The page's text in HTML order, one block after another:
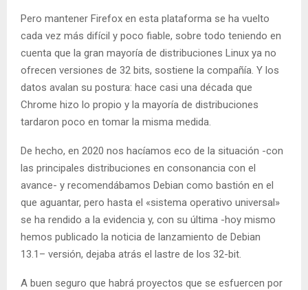
Pero mantener Firefox en esta plataforma se ha vuelto
cada vez más difícil y poco fiable, sobre todo teniendo en
cuenta que la gran mayoría de distribuciones Linux ya no
ofrecen versiones de 32 bits, sostiene la compañía. Y los
datos avalan su postura: hace casi una década que
Chrome hizo lo propio y la mayoría de distribuciones
tardaron poco en tomar la misma medida.
De hecho, en 2020 nos hacíamos eco de la situación -con
las principales distribuciones en consonancia con el
avance- y recomendábamos Debian como bastión en el
que aguantar, pero hasta el «sistema operativo universal»
se ha rendido a la evidencia y, con su última -hoy mismo
hemos publicado la noticia de lanzamiento de Debian
13.1– versión, dejaba atrás el lastre de los 32-bit.
A buen seguro que habrá proyectos que se esfuercen por